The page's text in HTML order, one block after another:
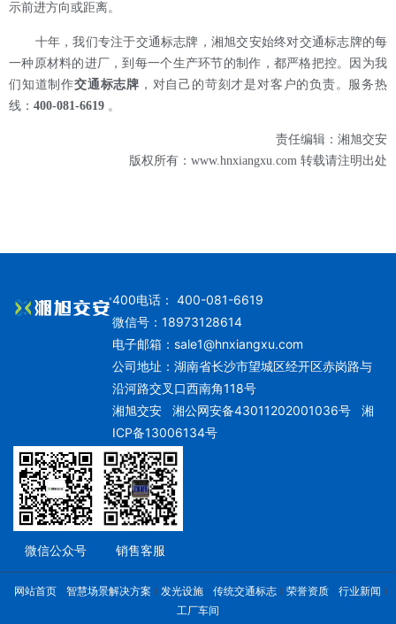
示前进方向或距离。
十年，我们专注于交通标志牌，湘旭交安始终对交通标志牌的每
一种原材料的进厂，到每一个生产环节的制作，都严格把控。因为我
们知道制作交通标志牌 ，对自己的苛刻才是对客户的负责。服务热
线： 400-081-6619 。
责任编辑：湘旭交安
版权所有：www.hnxiangxu.com 转载请注明出处
400电话： 400-081-6619
微信号：18973128614
电子邮箱： sale1@hnxiangxu.com
公司地址：湖南省长沙市望城区经开区赤岗路与
沿河路交叉口西南角118号
湘旭交安湘公网安备43011202001036号
湘
ICP备13006134号
微信公众号 销售客服
网站首页 智慧场景解决方案 发光设施 传统交通标志 荣誉资质
行业新闻
工厂车间